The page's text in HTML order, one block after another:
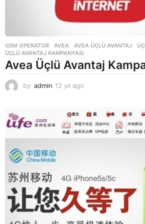
GSM OPERATOR AVEA ,AVEA ÜÇLÜ AVANTAJ ,
ÜÇLÜ AVANTAJ KAMPANYASI
Avea Üçlü Avantaj
by admin 12 yıl ago
l
a